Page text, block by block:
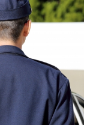
江戸川区
か 兵庫